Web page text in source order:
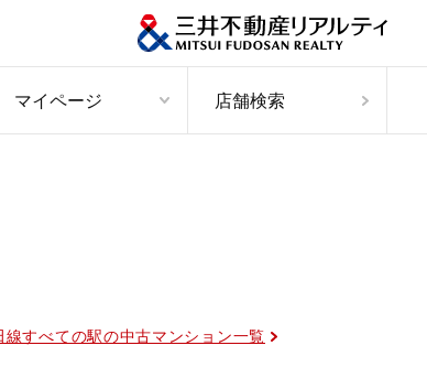
マイページ 店舗検索
線すべての駅の中古マンション一覧